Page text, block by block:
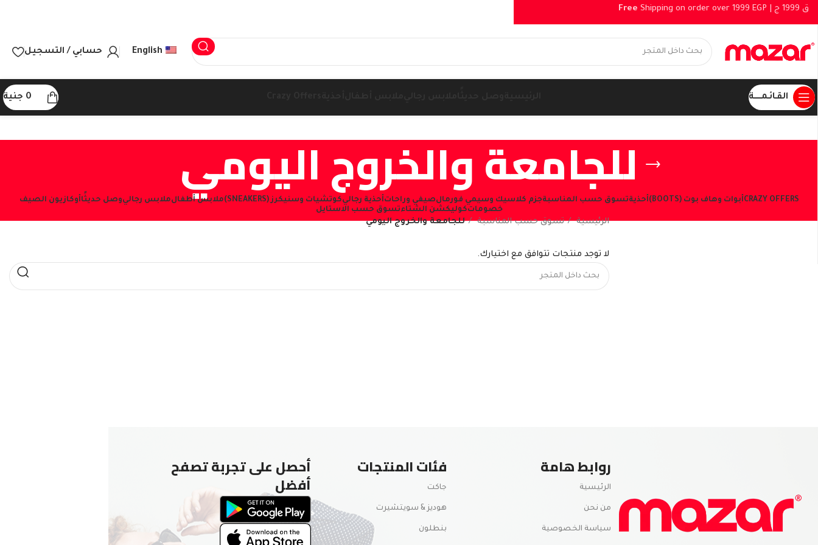
English حسابي / التسجيل
القـائـمــــــة 0 جنية
للجامعة والخروج اليومي CRAZY OFFERSأبوات وهاف بوت (BOOTS) أحذيةتسوق حسب المناسبةجزم كلاسيك وسيمي فورمالصيفي وراحاتأحذية رجاليكوتشيات وسنيكرز (SNEAKERS) ملابس أطفالملابس رجاليوصل حديثًاأوكازيون الصيف
خصوماتكوليكشن الشتاءتسوق حسب الاستايل
الرئيسية تسوق حسب المناسبة للجامعة والخروج اليومي
لا توجد منتجات تتوافق مع اختيارك.
روابط هامة
الرئيسية
من نحن
سياسة الخصوصية
فئات المنتجات
جاكت
هوديز & سويتشيرت
بنطلون
أحصل على تجربة تصفح
أفضل
FreeShipping on order over 1999 EGP |